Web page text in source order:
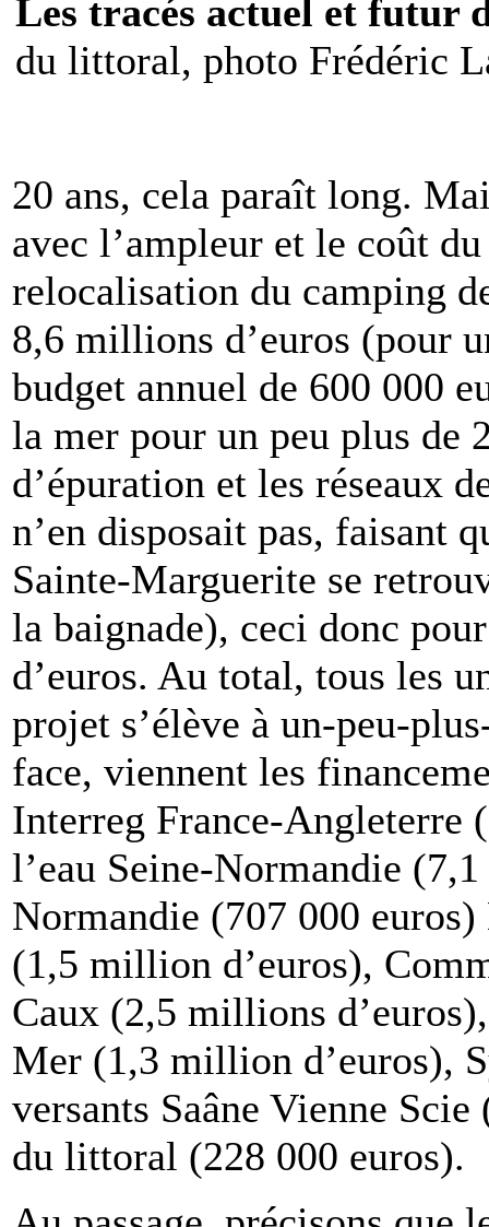
Les tracés actuel et futur
du littoral, photo Frédéric
20 ans, cela paraît long.
avec l’ampleur et le coût
relocalisation du camping
8,6 millions d’euros (pour
budget annuel de 600 000
la mer pour un peu plus de
d’épuration et les réseaux
n’en disposait pas, faisant
Sainte-Marguerite se
la baignade), ceci donc
d’euros. Au total, tous les
projet s’élève à un-peu-
face, viennent les
Interreg France-Angleterre
l’eau Seine-Normandie
Normandie (707 000
(1,5 million d’euros),
Caux (2,5 millions
Mer (1,3 million d’euros),
versants Saâne Vienne
du littoral (228 000 euros).